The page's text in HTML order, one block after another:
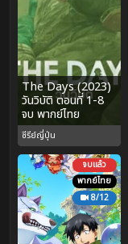
The Days (2023)
วันวิบัติ ตอนที่ 1-8
จบ พากย์ไทย
ซีรีย์ญี่ปุ่น
จบแล้ว
พากย์ไทย
8/12